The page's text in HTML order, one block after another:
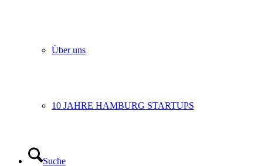
Über uns
10 JAHRE HAMBURG STARTUPS
Suche